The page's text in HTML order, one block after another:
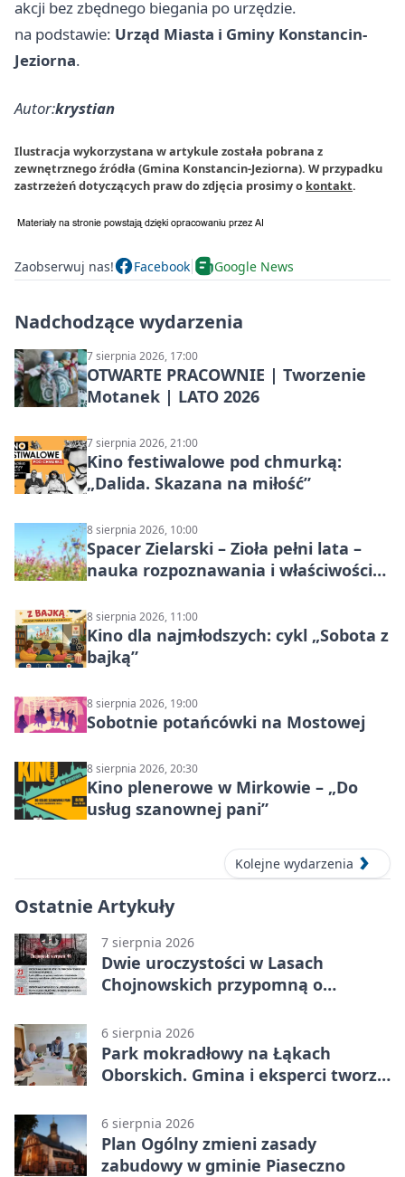
akcji bez zbędnego biegania po urzędzie.
na podstawie: Urząd Miasta i Gminy Konstancin-
Jeziorna.
Autor:krystian
Ilustracja wykorzystana w artykule została pobrana z
zewnętrznego źródła (Gmina Konstancin-Jeziorna). W przypadku
zastrzeżeń dotyczących praw do zdjęcia prosimy o kontakt.
Zaobserwuj nas! Facebook Google News
Nadchodzące wydarzenia
7 sierpnia 2026, 17:00
OTWARTE PRACOWNIE | Tworzenie
Motanek | LATO 2026
7 sierpnia 2026, 21:00
Kino festiwalowe pod chmurką:
„Dalida. Skazana na miłość”
8 sierpnia 2026, 10:00
Spacer Zielarski – Zioła pełni lata –
nauka rozpoznawania i właściwości
8 sierpnia 2026, 11:00
Kino dla najmłodszych: cykl „Sobota z
bajką”
8 sierpnia 2026, 19:00
Sobotnie potańcówki na Mostowej
8 sierpnia 2026, 20:30
Kino plenerowe w Mirkowie – „Do
usług szanownej pani”
Kolejne wydarzenia
Ostatnie Artykuły
7 sierpnia 2026
Dwie uroczystości w Lasach
Chojnowskich przypomną o
6 sierpnia 2026
Park mokradłowy na Łąkach
Oborskich. Gmina i eksperci tworzą
6 sierpnia 2026
Plan Ogólny zmieni zasady
zabudowy w gminie Piaseczno